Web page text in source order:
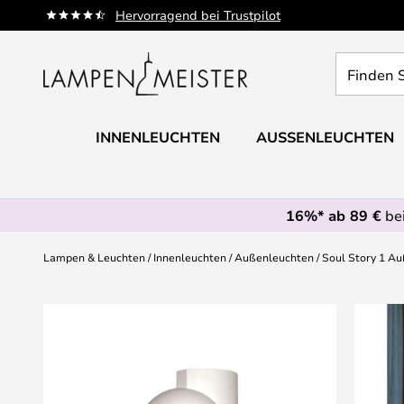
Hervorragend bei Trustpilot
Zum
Inhalt
Sie
Leuchte...
INNENLEUCHTEN AUSSENLEUCHTEN
16%* ab 89 €
Lampen & Leuchten Innenleuchten Außenleuchten Soul Story 1